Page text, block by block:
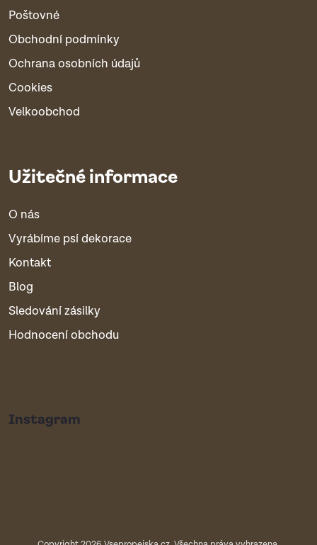
Poštovné
Obchodní podmínky
Ochrana osobních údajů
Cookies
Velkoobchod
Užitečné informace
O nás
Vyrábíme psí dekorace
Kontakt
Blog
Sledování zásilky
Hodnocení obchodu
Instagram